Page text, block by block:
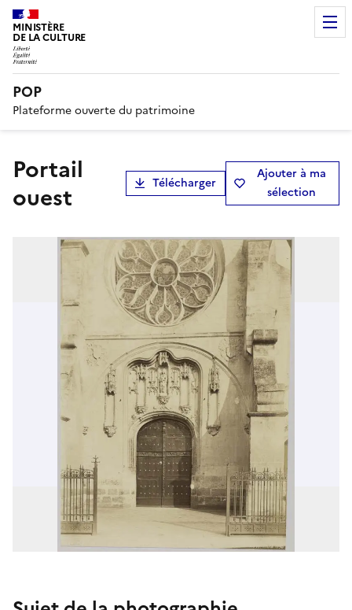
MINISTÈRE
DE LA CULTURE
POP
Plateforme ouverte du patrimoine
Portail
ouest
Télécharger
Ajouter à ma
sélection